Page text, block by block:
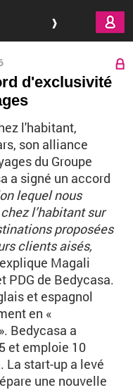
d'exclusivité
l'habitant,
son alliance
du Groupe
a signé un accord
lequel nous
l’habitant sur
proposées
clients aisés,
Magali
PDG de Bedycasa.
et espagnol
en «
». Bedycasa a
et emploie 10
La start-up a levé
une nouvelle